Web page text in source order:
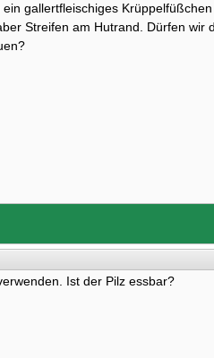
gallertfleischiges
Streifen am Hutrand. Dürfen wir
Ist der Pilz essbar?